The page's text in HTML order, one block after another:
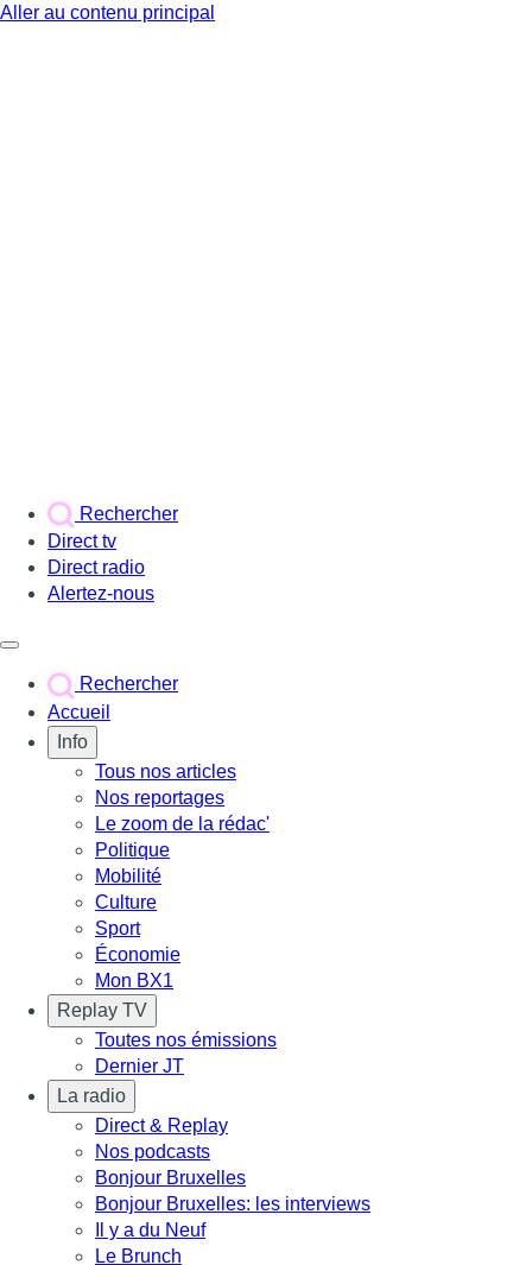
Aller au contenu principal
Rechercher
Direct tv
Direct radio
Alertez-nous
Rechercher
Accueil
Info
Tous nos articles
Nos reportages
Le zoom de la rédac'
Politique
Mobilité
Culture
Sport
Économie
Mon BX1
Replay TV
Toutes nos émissions
Dernier JT
La radio
Direct & Replay
Nos podcasts
Bonjour Bruxelles
Bonjour Bruxelles: les interviews
Il y a du Neuf
Le Brunch